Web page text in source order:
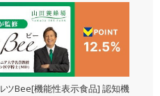
ツBee[機能性表示食品] 認知機